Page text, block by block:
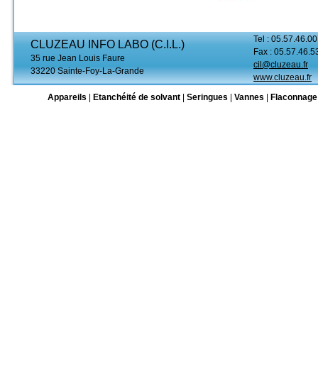
CLUZEAU INFO LABO (C.I.L.)
35 rue Jean Louis Faure
33220 Sainte-Foy-La-Grande
Tel :
Fax :
cil@cluzeau.fr
www.cluzeau.fr
Appareils
Etanchéité de solvant Seringues Vannes Flaconnage